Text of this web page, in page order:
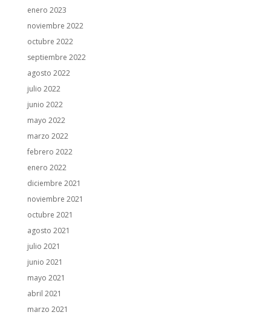
enero 2023
noviembre 2022
octubre 2022
septiembre 2022
agosto 2022
julio 2022
junio 2022
mayo 2022
marzo 2022
febrero 2022
enero 2022
diciembre 2021
noviembre 2021
octubre 2021
agosto 2021
julio 2021
junio 2021
mayo 2021
abril 2021
marzo 2021